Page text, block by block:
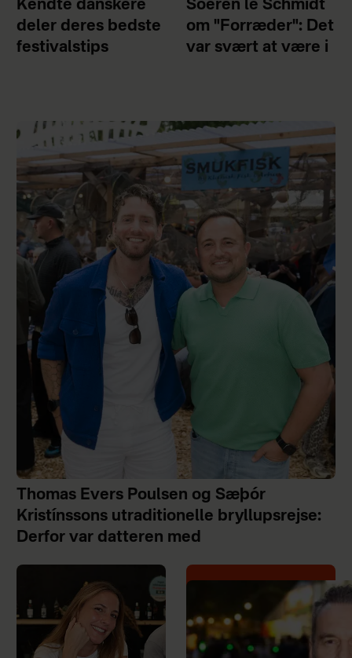
Kendte danskere
deler deres bedste
festivalstips
Soeren le Schmidt
om "Forræder": Det
var svært at være i
Thomas Evers Poulsen og Sæþór
Kristínssons utraditionelle bryllupsrejse:
Derfor var datteren med